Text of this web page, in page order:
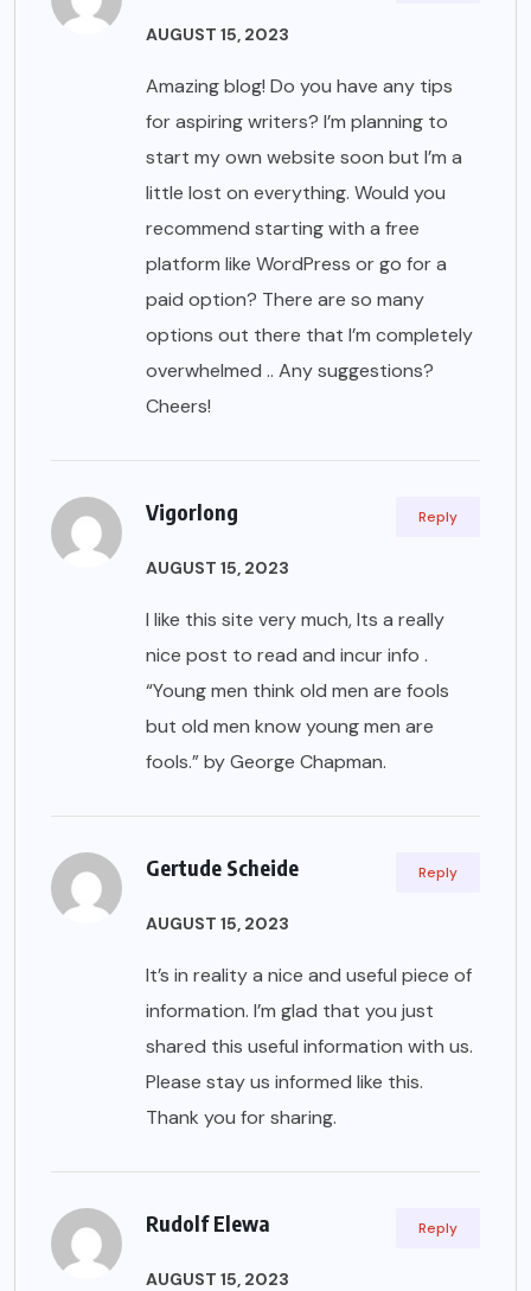
AUGUST 15, 2023
Amazing blog! Do you have any tips
for aspiring writers? I’m planning to
start my own website soon but I’m a
little lost on everything. Would you
recommend starting with a free
platform like WordPress or go for a
paid option? There are so many
options out there that I’m completely
overwhelmed .. Any suggestions?
Cheers!
Vigorlong
AUGUST 15, 2023
I like this site very much, Its a really
nice post to read and incur info .
“Young men think old men are fools
but old men know young men are
fools.” by George Chapman.
Reply
Gertude Scheide
AUGUST 15, 2023
It’s in reality a nice and useful piece of
information. I’m glad that you just
shared this useful information with us.
Please stay us informed like this.
Thank you for sharing.
Reply
Rudolf Elewa
AUGUST 15, 2023
Reply